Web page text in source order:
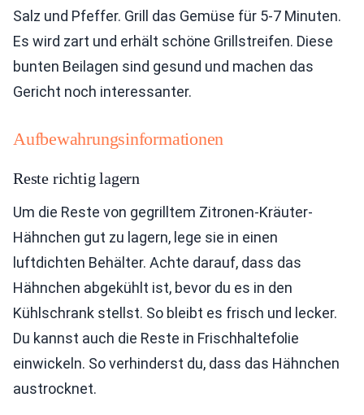
Salz und Pfeffer. Grill das Gemüse für 5-7 Minuten.
Es wird zart und erhält schöne Grillstreifen. Diese
bunten Beilagen sind gesund und machen das
Gericht noch interessanter.
Aufbewahrungsinformationen
Reste richtig lagern
Um die Reste von gegrilltem Zitronen-Kräuter-
Hähnchen gut zu lagern, lege sie in einen
luftdichten Behälter. Achte darauf, dass das
Hähnchen abgekühlt ist, bevor du es in den
Kühlschrank stellst. So bleibt es frisch und lecker.
Du kannst auch die Reste in Frischhaltefolie
einwickeln. So verhinderst du, dass das Hähnchen
austrocknet.